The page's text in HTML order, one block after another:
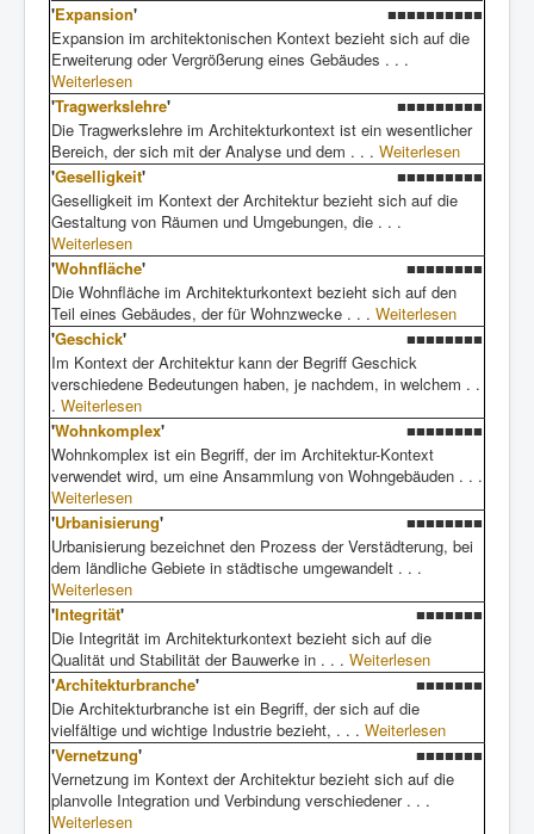
'Expansion'
■■■■■■■■■■
Expansion im architektonischen Kontext bezieht sich auf die
Erweiterung oder Vergrößerung eines Gebäudes . . .
Weiterlesen
'Tragwerkslehre'
■■■■■■■■■
Die Tragwerkslehre im Architekturkontext ist ein wesentlicher
Bereich, der sich mit der Analyse und dem . . . Weiterlesen
'Geselligkeit'
■■■■■■■■■
Geselligkeit im Kontext der Architektur bezieht sich auf die
Gestaltung von Räumen und Umgebungen, die . . .
Weiterlesen
'Wohnfläche'
■■■■■■■■
Die Wohnfläche im Architekturkontext bezieht sich auf den
Teil eines Gebäudes, der für Wohnzwecke . . . Weiterlesen
'Geschick'
■■■■■■■■
Im Kontext der Architektur kann der Begriff Geschick
verschiedene Bedeutungen haben, je nachdem, in welchem . .
. Weiterlesen
'Wohnkomplex'
■■■■■■■■
Wohnkomplex ist ein Begriff, der im Architektur-Kontext
verwendet wird, um eine Ansammlung von Wohngebäuden . . .
Weiterlesen
'Urbanisierung'
■■■■■■■■
Urbanisierung bezeichnet den Prozess der Verstädterung, bei
dem ländliche Gebiete in städtische umgewandelt . . .
Weiterlesen
'Integrität'
■■■■■■■
Die Integrität im Architekturkontext bezieht sich auf die
Qualität und Stabilität der Bauwerke in . . . Weiterlesen
'Architekturbranche'
■■■■■■■
Die Architekturbranche ist ein Begriff, der sich auf die
vielfältige und wichtige Industrie bezieht, . . . Weiterlesen
'Vernetzung'
■■■■■■■
Vernetzung im Kontext der Architektur bezieht sich auf die
planvolle Integration und Verbindung verschiedener . . .
Weiterlesen